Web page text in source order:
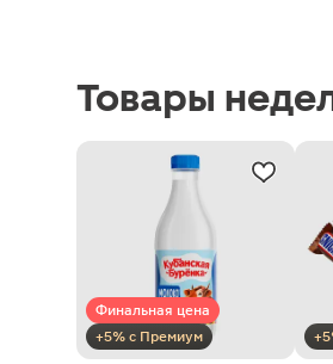
Товары
Финальная цена
+5% с Премиум